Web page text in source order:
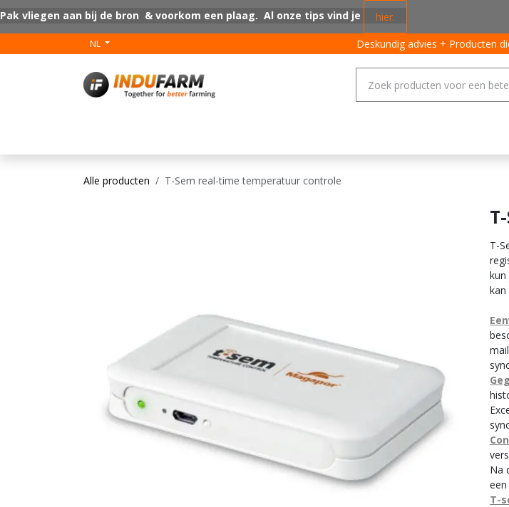
Pak vliegen aan bij de bron & voorkom een plaag. Al onze tips vind je hier.
NL Deskundig advies + Producten
Alle producten T-Sem real-time temperatuur controle
T-
kun
kan
Na
T-